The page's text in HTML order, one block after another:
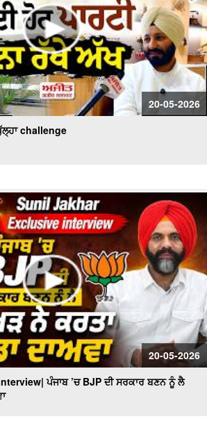
20-05-2026
challenge
20-05-2026
ਪੰਜਾਬ ’ਚ BJP ਦੀ ਸਰਕਾਰ ਬਣਨ ਨੂੰ ਲੈ